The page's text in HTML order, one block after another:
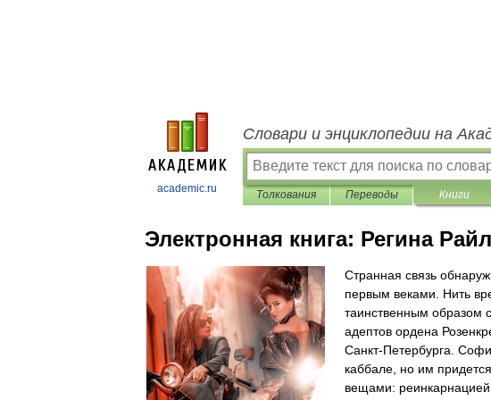
academic.ru
Словари и энциклопедии на
Толкования Переводы Книги
Электронная книга: Регина
Странная связь
первым веками. Нить
таинственным образом
адептов ордена
Санкт-Петербурга.
каббале, но им
вещами: